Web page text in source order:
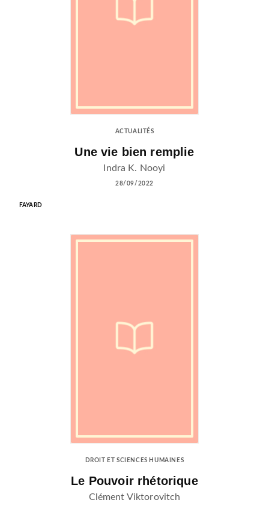
ACTUALITÉS
Une vie bien remplie
Indra K. Nooyi
28/09/2022
FAYARD
DROIT ET SCIENCES HUMAINES
Le Pouvoir rhétorique
Clément Viktorovitch